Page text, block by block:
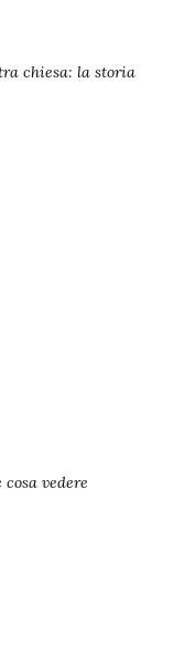
chiesa: la storia
vedere